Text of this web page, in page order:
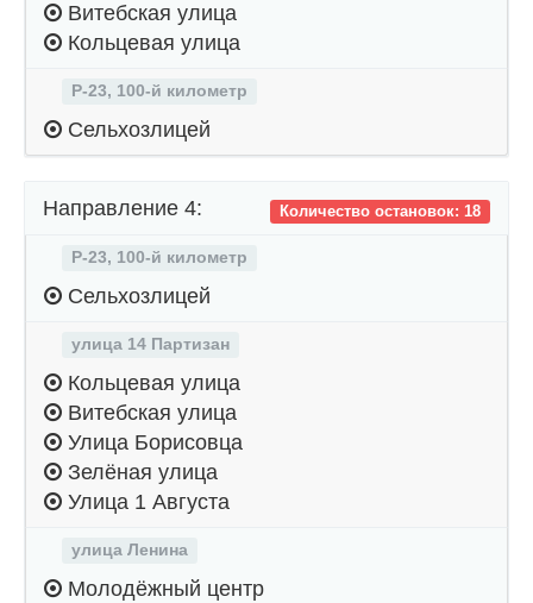
Витебская улица
Кольцевая улица
Р-23, 100-й километр
Сельхозлицей
Количество остановок: 18
Направление 4:
Р-23, 100-й километр
Сельхозлицей
улица 14 Партизан
Кольцевая улица
Витебская улица
Улица Борисовца
Зелёная улица
Улица 1 Августа
улица Ленина
Молодёжный центр